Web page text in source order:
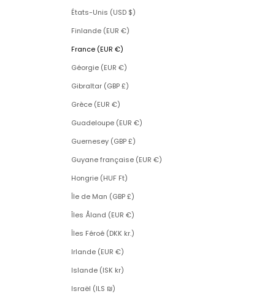
États-Unis (USD $)
Finlande (EUR €)
France (EUR €)
Géorgie (EUR €)
Gibraltar (GBP £)
Grèce (EUR €)
Guadeloupe (EUR €)
Guernesey (GBP £)
Guyane française (EUR €)
Hongrie (HUF Ft)
Île de Man (GBP £)
Îles Åland (EUR €)
Îles Féroé (DKK kr.)
Irlande (EUR €)
Islande (ISK kr)
Israël (ILS ₪)